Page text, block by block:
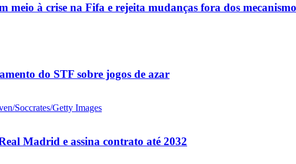
meio à crise na Fifa e rejeita mudanças fora dos
do STF sobre jogos de azar
Madrid e assina contrato até 2032